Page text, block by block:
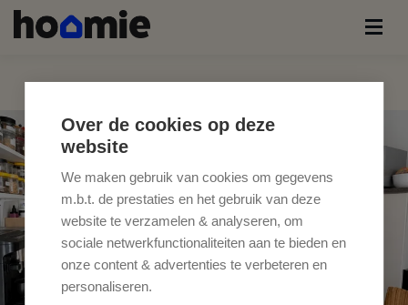
Over de cookies op deze
website
We maken gebruik van cookies om gegevens
m.b.t. de prestaties en het gebruik van deze
website te verzamelen & analyseren, om
sociale netwerkfunctionaliteiten aan te bieden en
onze content & advertenties te verbeteren en
personaliseren.